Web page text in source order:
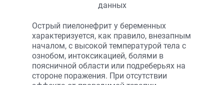
Острый пиелонефрит у беременных
характеризуется, как правило, внезапным
началом, с высокой температурой тела с
ознобом, интоксикацией, болями в
поясничной области или подреберьях на
стороне поражения. При отсутствии